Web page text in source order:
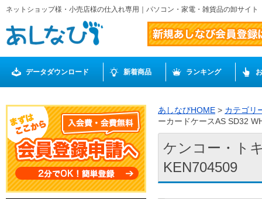
ネットショップ様・小売店様の仕入れ専用｜パソコン・家電・雑貨品の卸サイ
データダウンロード 新着商品 ランキング
あしなびHOME > カテゴリ
ーカードケースAS SD32
ケンコー・ト
KEN704509